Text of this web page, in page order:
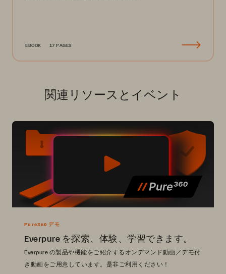
EBOOK 17 PAGES
関連リソースとイベント
Pure360 デモ
Everpure を探索、体験、学習できます。
Everpure の製品や機能をご紹介するオンデマンド動画／デモ付
き動画をご用意しています。是非ご利用ください！